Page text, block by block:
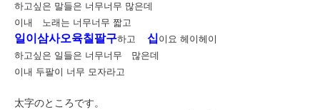
하고싶은 말들은 너무너무 많은데
이내 노래는 너무너무 짧고
일이삼사오육칠팔구하고 십 이요 헤이헤이
하고싶은 일들은 너무너무 많은데
이내 두팔이 너무 모자라고
太字のところです。